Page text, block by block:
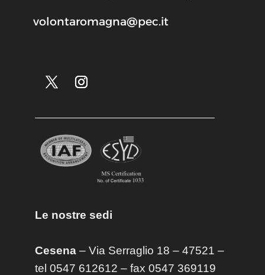
volontaromagna@pec.it
Le nostre sedi
Cesena– Via Serraglio 18 – 47521 –
tel 0547 612612 – fax 0547 369119